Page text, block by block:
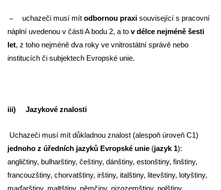
– uchazeči musí mít odbornou praxi související s pracovní
náplní uvedenou v části A bodu 2, a to v délce nejméně šesti
let, z toho nejméně dva roky ve vnitrostátní správě nebo
institucích či subjektech Evropské unie.
iii) Jazykové znalosti
Uchazeči musí mít důkladnou znalost (alespoň úroveň C1)
jednoho z úředních jazyků Evropské unie (jazyk 1):
angličtiny, bulharštiny, češtiny, dánštiny, estonštiny, finštiny,
francouzštiny, chorvatštiny, irštiny, italštiny, litevštiny, lotyštiny,